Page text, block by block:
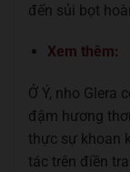
đến sủi bọt
Xem thêm:
Ở Ý, nho Glera
đậm hương
thực sự khoan
tác trên điền